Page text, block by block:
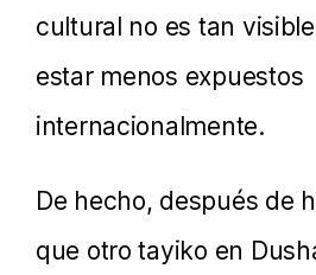
cultural no es tan
estar menos expuestos
internacionalmente.
De hecho, después de
que otro tayiko en